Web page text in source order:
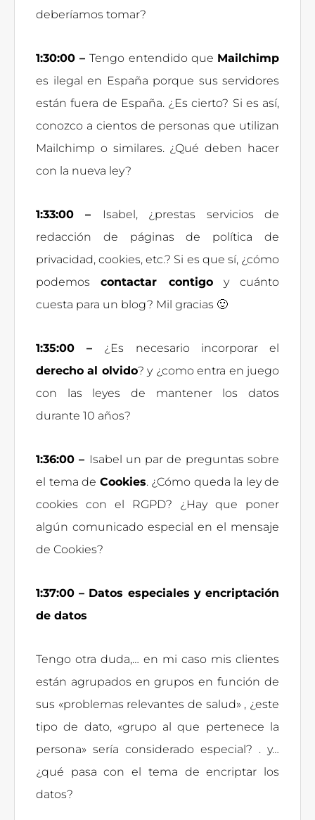
deberíamos tomar?
1:30:00 –Tengo entendido que Mailchimp
es ilegal en España porque sus servidores
están fuera de España. ¿Es cierto? Si es así,
conozco a cientos de personas que utilizan
Mailchimp o similares. ¿Qué deben hacer
con la nueva ley?
1:33:00 –
Isabel, ¿prestas servicios de
redacción de páginas de política de
privacidad, cookies, etc.? Si es que sí, ¿cómo
podemoscontactar contigoy cuánto
cuesta para un blog? Mil gracias 🙂
1:35:00 – ¿Es necesario incorporar el
derecho al olvido? y ¿como entra en juego
con las leyes de mantener los datos
durante 10 años?
1:36:00 – Isabel un par de preguntas sobre
el tema de Cookies. ¿Cómo queda la ley de
cookies con el RGPD? ¿Hay que poner
algún comunicado especial en el mensaje
de Cookies?
1:37:00 – Datos especiales y encriptación
de datos
Tengo otra duda,… en mi caso mis clientes
están agrupados en grupos en función de
sus «problemas relevantes de salud» , ¿este
tipo de dato, «grupo al que pertenece la
persona» sería considerado especial? . y…
¿qué pasa con el tema de encriptar los
datos?